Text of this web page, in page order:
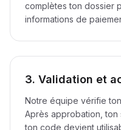
complètes ton dossier
informations de
3. Validation et
Notre équipe vérifie
Après approbation,
ton code devient